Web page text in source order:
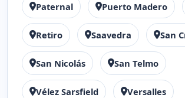
Paternal Puerto Madero
Retiro Saavedra San
San Nicolás San Telmo
Vélez Sarsfield Versalles